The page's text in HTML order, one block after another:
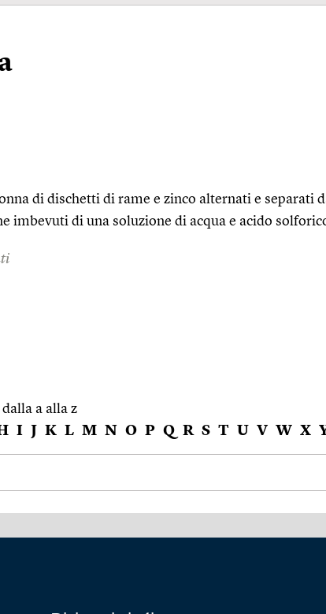
di dischetti di rame e zinco alternati e separati
imbevuti di una soluzione di acqua e acido
a alla z
I J K L M N O P Q R S T U V W X